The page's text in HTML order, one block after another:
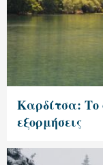
Καρδίτσα: Το
εξορμήσεις